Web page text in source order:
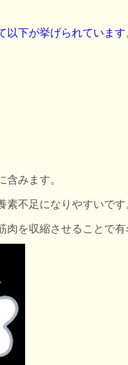
以下が挙げられています
みます。
不足になりやすいです
肉を収縮させることで